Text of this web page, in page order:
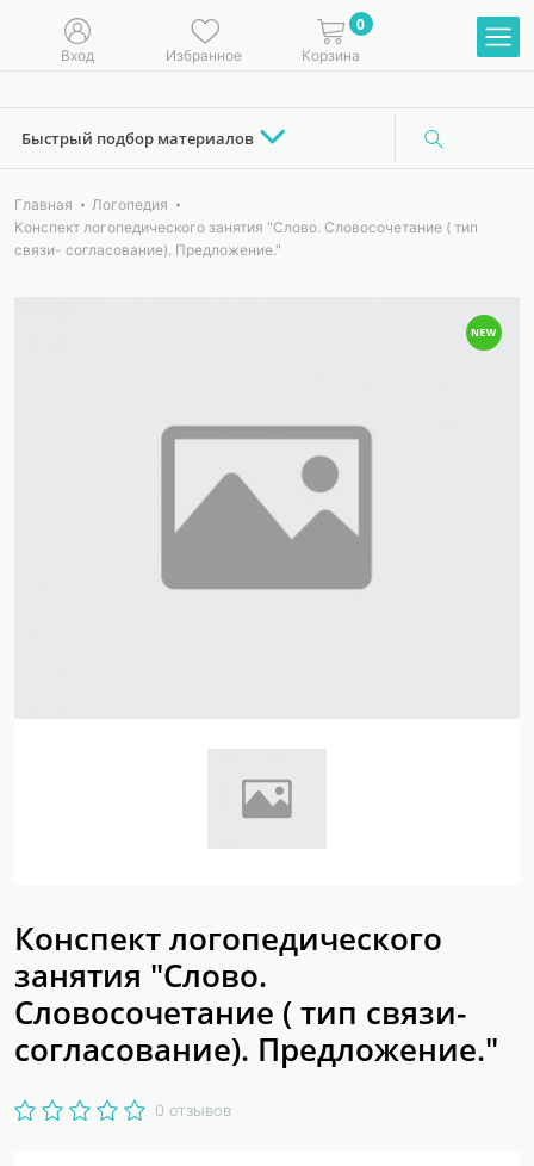
Вход Избранное
0
Корзина
Быстрый подбор материалов
Главная
Логопедия
Конспект логопедического занятия "Слово. Словосочетание ( тип
связи- согласование). Предложение."
Конспект логопедического
занятия "Слово.
Словосочетание ( тип связи-
согласование). Предложение."
0 отзывов